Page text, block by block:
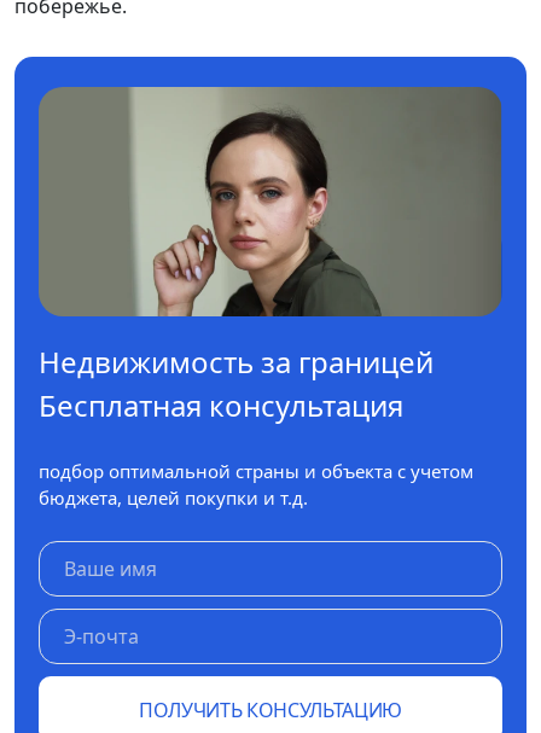
побережье.
Недвижимость за границей
Бесплатная консультация
подбор оптимальной страны и объекта с учетом
бюджета, целей покупки и т.д.
ПОЛУЧИТЬ КОНСУЛЬТАЦИЮ